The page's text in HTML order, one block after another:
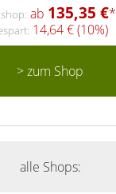
ab 135,35 €*
14,64 € (10%)
> zum Shop
alle Shops: